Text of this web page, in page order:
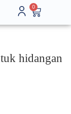
0
hidangan